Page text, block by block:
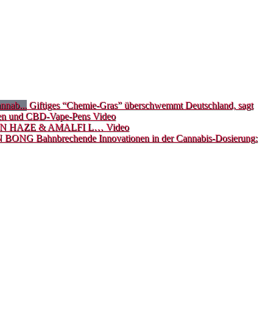
Giftiges “Chemie-Gras” überschwemmt Deutschland, sagt
und CBD-Vape-Pens Video
HAZE & AMALFI L… Video
Bahnbrechende Innovationen in der Cannabis-Dosierung: